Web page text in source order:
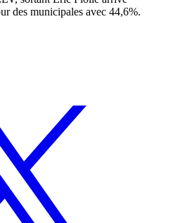
des municipales avec 44,6%.